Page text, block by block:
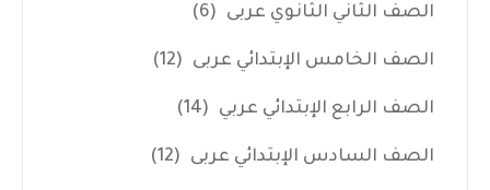
الصف الثاني الثانوي عربى (6)
الصف الخامس الإبتدائي عربى (12)
الصف الرابع الإبتدائي عربي (14)
الصف السادس الإبتدائي عربى (12)